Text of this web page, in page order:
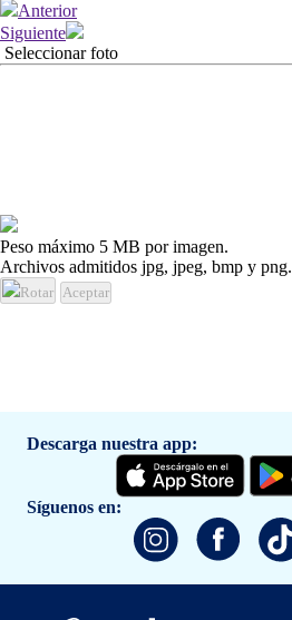
Anterior
Siguiente
Seleccionar foto
Peso máximo 5 MB por imagen.
Archivos admitidos jpg, jpeg, bmp y png.
Rotar Aceptar
Descarga nuestra app:
Síguenos en: